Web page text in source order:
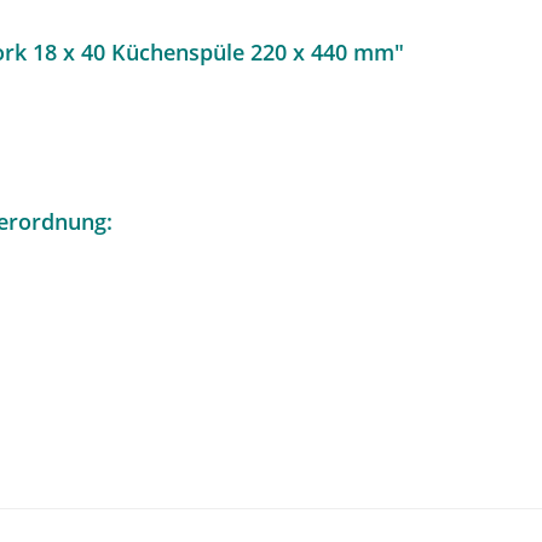
18 x 40 Küchenspüle 220 x 440 mm"